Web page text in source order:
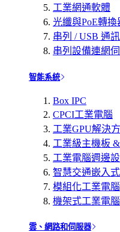
工業網通軟體
光纖與PoE轉
串列 / USB 通訊
串列設備連網
智能系統
Box IPC
CPCI工業電腦
工業GPU解決
工業級主機板
工業電腦週邊
智慧交通嵌入
模組化工業電腦
機架式工業電腦
雲、網路和伺服器